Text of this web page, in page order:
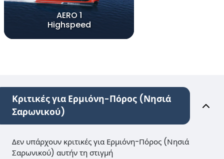
AERO 1
Highspeed
Κριτικές για Ερμιόνη-Πόρος (Νησιά
Σαρωνικού)
Δεν υπάρχουν κριτικές για Ερμιόνη-Πόρος (Νησιά
Σαρωνικού) αυτήν τη στιγμή